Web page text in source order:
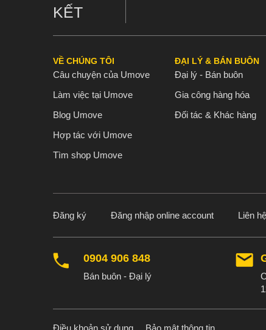
KẾT
VỀ CHÚNG TÔI
Câu chuyện của Umove
Làm việc tại Umove
Blog Umove
Hợp tác với Umove
Tìm shop Umove
ĐẠI LÝ & BÁN BUÔN
Đại lý - Bán buôn
Gia công hàng hóa
Đối tác & Khác hàng
Đăng ký Đăng nhập online account Liên hệ
0904 906 848
Bán buôn - Đại lý
Điều khoản sử dụng Bảo mật thông tin